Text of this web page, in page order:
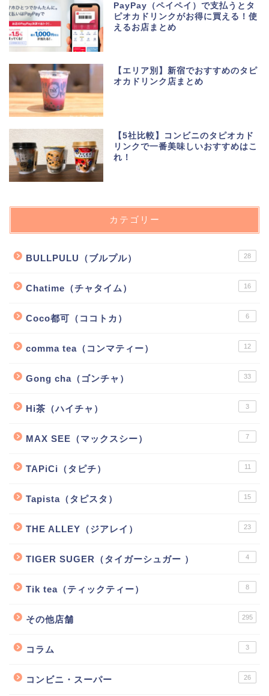
PayPay（ペイペイ）で支払うとタ
ピオカドリンクがお得に買える！使
えるお店まとめ
【エリア別】新宿でおすすめのタピ
オカドリンク店まとめ
【5社比較】コンビニのタピオカド
リンクで一番美味しいおすすめはこ
れ！
カテゴリー
BULLPULU（ブルプル） 28
Chatime（チャタイム） 16
Coco都可（ココトカ） 6
comma tea（コンマティー） 12
Gong cha（ゴンチャ） 33
Hi茶（ハイチャ） 3
MAX SEE（マックスシー） 7
TAPiCi（タピチ） 11
Tapista（タピスタ） 15
THE ALLEY（ジアレイ） 23
TIGER SUGER（タイガーシュガー ） 4
Tik tea（ティックティー） 8
その他店舗 295
コラム 3
コンビニ・スーパー 26